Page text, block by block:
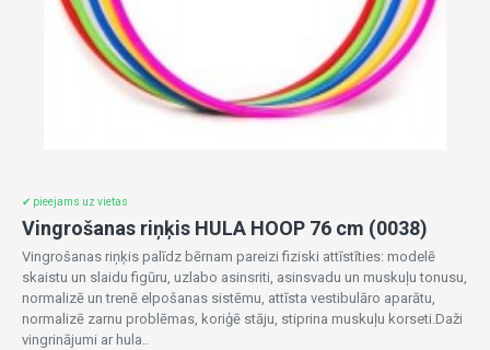
✔ pieejams uz vietas
Vingrošanas riņķis HULA HOOP 76 cm (0038)
Vingrošanas riņķis palīdz bērnam pareizi fiziski attīstīties: modelē
skaistu un slaidu figūru, uzlabo asinsriti, asinsvadu un muskuļu tonusu,
normalizē un trenē elpošanas sistēmu, attīsta vestibulāro aparātu,
normalizē zarnu problēmas, koriģē stāju, stiprina muskuļu korseti.Daži
vingrinājumi ar hula..